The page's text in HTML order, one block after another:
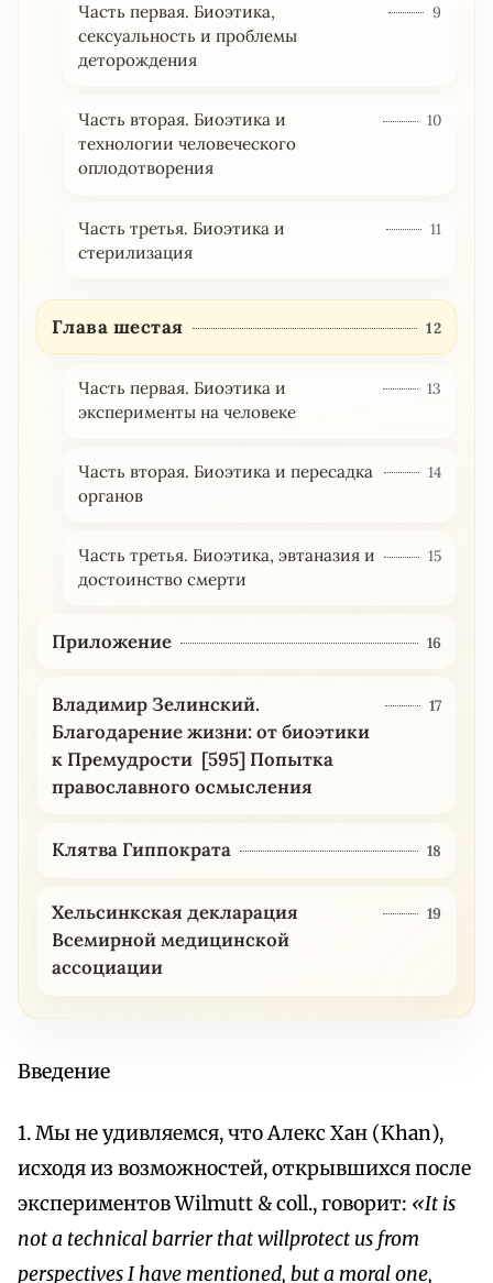
Часть первая. Биоэтика,
сексуальность и проблемы
деторождения
9
Часть вторая. Биоэтика и
технологии человеческого
оплодотворения
10
Часть третья. Биоэтика и
стерилизация
11
Глава шестая 12
Часть первая. Биоэтика и
эксперименты на человеке
13
Часть вторая. Биоэтика и пересадка
органов
14
Часть третья. Биоэтика, эвтаназия и
достоинство смерти
15
Приложение 16
Владимир Зелинский.
Благодарение жизни: от биоэтики
к Премудрости [595] Попытка
православного осмысления
17
Клятва Гиппократа 18
Хельсинкская декларация
Всемирной медицинской
ассоциации
19
Введение
1. Мы не удивляемся, что Алекс Хан (Khan),
исходя из возможностей, открывшихся после
экспериментов Wilmutt & coll., говорит: «It is
not a technical barrier that willprotect us from
perspectives I have mentioned, but a moral one,